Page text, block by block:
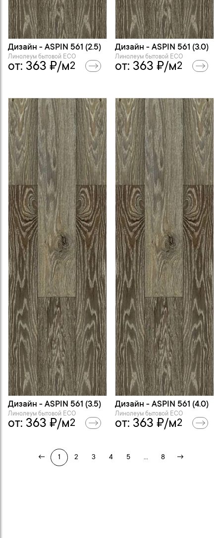
Дизайн - ASPIN 561 (2.5)
Линолеум бытовой ECO
от: 363 ₽/м2
Дизайн - ASPIN 561 (3.0)
Линолеум бытовой ECO
от: 363 ₽/м2
Дизайн - ASPIN 561 (3.5)
Линолеум бытовой ECO
от: 363 ₽/м2
Дизайн - ASPIN 561 (4.0)
Линолеум бытовой ECO
от: 363 ₽/м2
← 1 2 3 4 5 ... 8 →